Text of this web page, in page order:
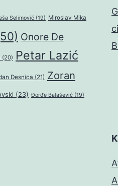
Selimović (19) Miroslav Mika
Onore De
(20) Petar Lazić
Desnica (21) Zoran
(23) Đorđe Balašević (19)